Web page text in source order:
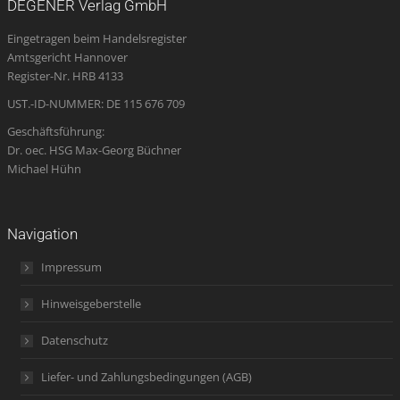
new
window
new
window
new
window
opens
in
new
new
DEGENER Verlag GmbH
Eingetragen beim Handelsregister
Amtsgericht Hannover
Register-Nr. HRB 4133
UST.-ID-NUMMER: DE 115 676 709
Geschäftsführung:
Dr. oec. HSG Max-Georg Büchner
Michael Hühn
Navigation
Impressum
Hinweisgeberstelle
Datenschutz
Liefer- und Zahlungsbedingungen (AGB)